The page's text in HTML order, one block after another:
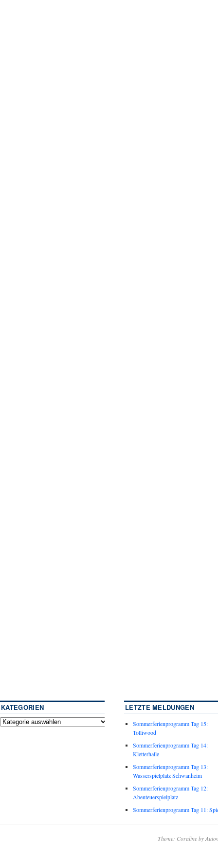
KATEGORIEN LETZTE MELDUNGEN
Sommerferienprogramm Tag 15:
Tolliwood
Sommerferienprogramm Tag 14:
Kletterhalle
Sommerferienprogramm Tag 13:
Wasserspielplatz Schwanheim
Sommerferienprogramm Tag 12:
Abenteuerspielplatz
Sommerferienprogramm Tag 11:
Theme: Coraline by